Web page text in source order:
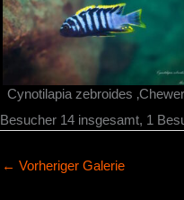
Cynotilapia zebroides
Besucher 14 insgesamt, 1
← Vorheriger Galerie